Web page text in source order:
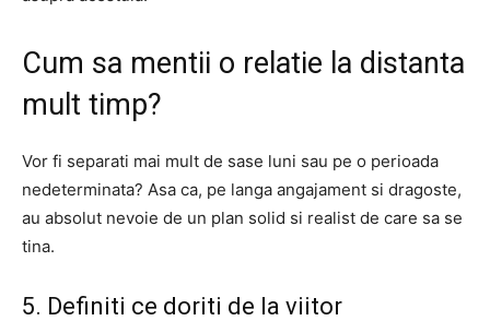
Cum sa mentii o relatie la distanta
mult timp?
Vor fi separati mai mult de sase luni sau pe o perioada
nedeterminata? Asa ca, pe langa angajament si dragoste,
au absolut nevoie de un plan solid si realist de care sa se
tina.
5. Definiti ce doriti de la viitor